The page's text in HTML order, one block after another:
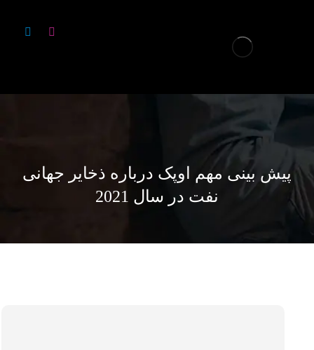
پیش بینی مهم اوپک درباره ذخایر جهانی
نفت در سال 2021